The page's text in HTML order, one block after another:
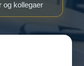
og kollegaer